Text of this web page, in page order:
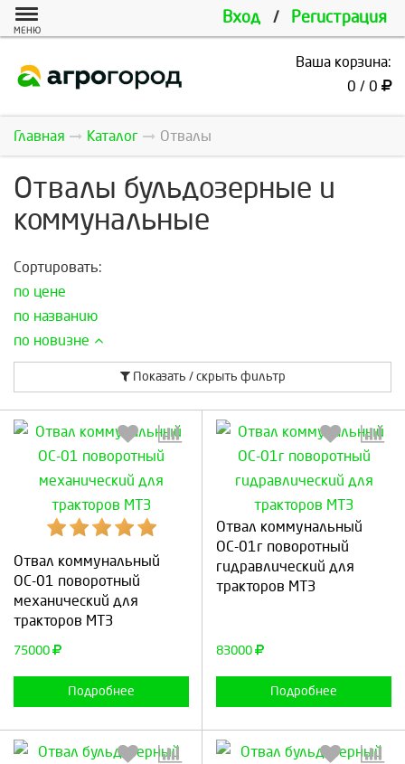
Вход / Регистрация
МЕНЮ
Ваша корзина:
0 / 0
Главная Каталог Отвалы
Отвалы бульдозерные и
коммунальные
Сортировать:
по цене
по названию
по новизне
Показать / скрыть фильтр
Отвал коммунальный
ОС-01 поворотный
механический для
тракторов МТЗ
75000
Подробнее
Выберите количество:
Продолжить Отмена
Отвал коммунальный
ОС-01г поворотный
гидравлический для
тракторов МТЗ
83000
Подробнее
Выберите количество: